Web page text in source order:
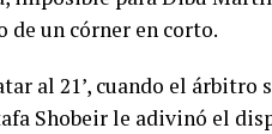
de un córner en corto.
al 21’, cuando el árbitro
Shobeir le adivinó el